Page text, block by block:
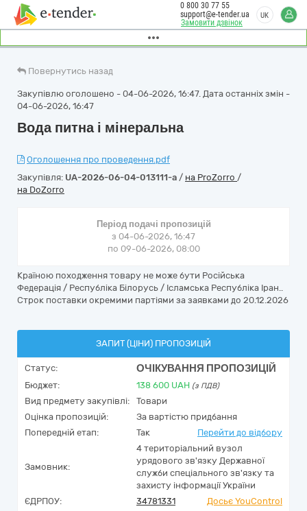
Замовити дзвінок
0 800 30 77 55
support@e-tender.ua
UK
Повернутись назад
Закупівлю оголошено - 04-06-2026, 16:47. Дата останніх змін -
04-06-2026, 16:47
Вода питна і мінеральна
Оголошення про проведення.pdf
Закупівля: UA-2026-06-04-013111-a / на ProZorro /
на DoZorro
Період подачі пропозицій
з 04-06-2026, 16:47
по 09-06-2026, 08:00
Країною походження товару не може бути Російська
Федерація / Республіка Білорусь / Ісламська Республіка Іран..
Строк поставки окремими партіями за заявками до 20.12.2026
ЗАПИТ (ЦІНИ) ПРОПОЗИЦІЙ
Статус: ОЧІКУВАННЯ ПРОПОЗИЦІЙ
Бюджет: 138 600 UAH (з ПДВ)
Вид предмету закупівлі:
Товари
Оцінка пропозицій:
За вартістю придбання
Попередній етап:
Так Перейти до відбору
Замовник:
4 територіальний вузол
урядового зв'язку Державної
служби спеціального зв'язку та
захисту інформації України
ЄДРПОУ:
34781331
Досьє YouControl